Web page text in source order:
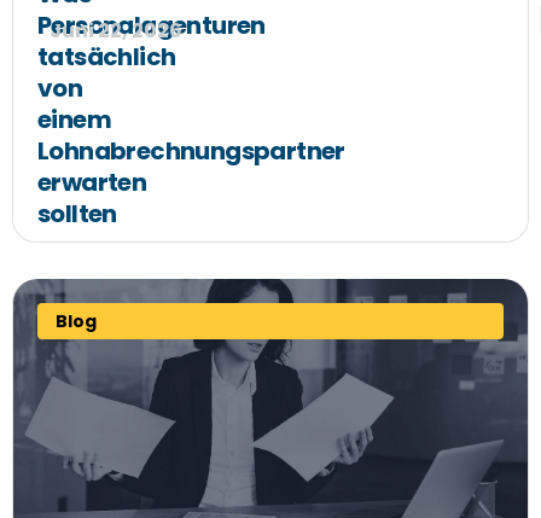
Personalagenturen
tatsächlich
von
einem
Lohnabrechnungspartner
erwarten
sollten
Juni 22, 2026
Blog